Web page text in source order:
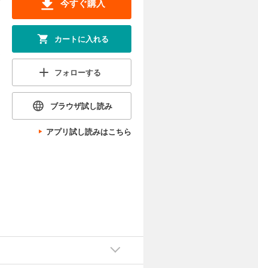
今すぐ購入
カートに入れる
フォローする
ブラウザ試し読み
アプリ試し読みはこちら